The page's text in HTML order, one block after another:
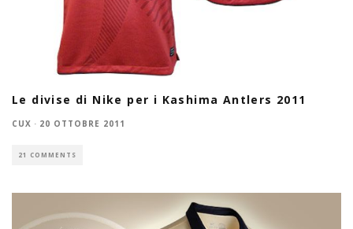
Le divise di Nike per i Kashima Antlers 2011
CUX · 20 OTTOBRE 2011
21 COMMENTS